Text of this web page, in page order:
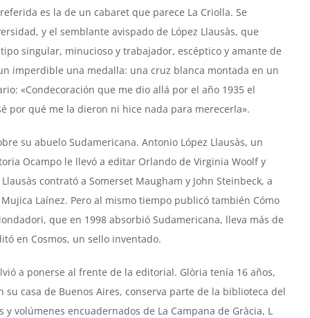
es la de un cabaret que parece La Criolla. Se
y el semblante avispado de López Llausàs, que
singular, minucioso y trabajador, escéptico y amante de
imperdible una medalla: una cruz blanca montada en un
«Condecoración que me dio allá por el año 1935 el
por qué me la dieron ni hice nada para merecerla».
su abuelo Sudamericana. Antonio López Llausàs, un
Ocampo le llevó a editar Orlando de Virginia Woolf y
contrató a Somerset Maugham y John Steinbeck, a
Laínez. Pero al mismo tiempo publicó también Cómo
que en 1998 absorbió Sudamericana, lleva más de
en Cosmos, un sello inventado.
a ponerse al frente de la editorial. Glòria tenía 16 años,
casa de Buenos Aires, conserva parte de la biblioteca del
volúmenes encuadernados de La Campana de Gràcia, L